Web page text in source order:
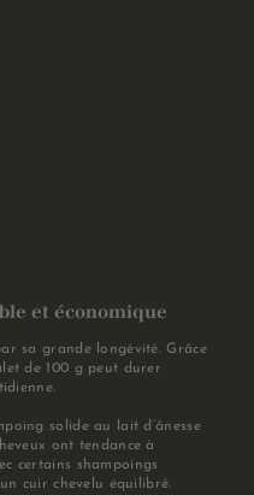
et économique
sa grande longévité. Grâce
de 100 g peut durer
solide au lait d’ânesse
ont tendance à
certains shampoings
cuir chevelu équilibré.